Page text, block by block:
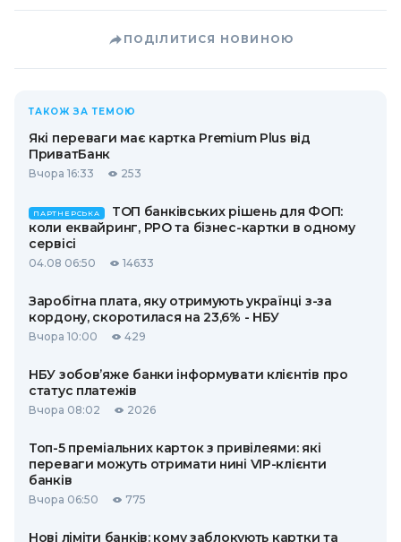
ПОДІЛИТИСЯ НОВИНОЮ
ТАКОЖ ЗА ТЕМОЮ
Які переваги має картка Premium Plus від
ПриватБанк
Вчора 16:33 253
ПАРТНЕРСЬКА
ТОП банківських рішень для ФОП:
коли еквайринг, РРО та бізнес-картки в одному
сервісі
04.08 06:50 14633
Заробітна плата, яку отримують українці з-за
кордону, скоротилася на 23,6% - НБУ
Вчора 10:00 429
НБУ зобов’яже банки інформувати клієнтів про
статус платежів
Вчора 08:02 2026
Топ-5 преміальних карток з привілеями: які
переваги можуть отримати нині VIP-клієнти
банків
Вчора 06:50 775
Нові ліміти банків: кому заблокують картки та